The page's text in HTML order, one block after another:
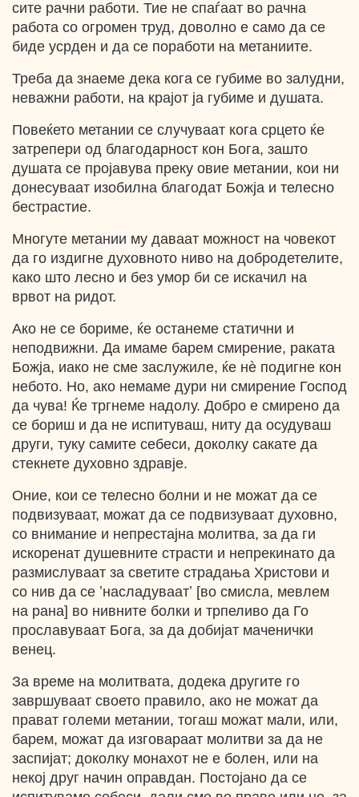
сите рачни работи. Тие не спаѓаат во рачна
работа со огромен труд, доволно е само да се
биде усрден и да се поработи на метаниите.
Треба да знаеме дека кога се губиме во залудни,
неважни работи, на крајот ја губиме и душата.
Повеќето метании се случуваат кога срцето ќе
затрепери од благодарност кон Бога, зашто
душата се пројавува преку овие метании, кои ни
донесуваат изобилна благодат Божја и телесно
бестрастие.
Многуте метании му даваат можност на човекот
да го издигне духовното ниво на добродетелите,
како што лесно и без умор би се искачил на
врвот на ридот.
Ако не се бориме, ќе останеме статични и
неподвижни. Да имаме барем смирение, раката
Божја, иако не сме заслужиле, ќе нѐ подигне кон
небото. Но, ако немаме дури ни смирение Господ
да чува! Ќе тргнеме надолу. Добро е смирено да
се бориш и да не испитуваш, ниту да осудуваш
други, туку самите себеси, доколку сакате да
стекнете духовно здравје.
Оние, кои се телесно болни и не можат да се
подвизуваат, можат да се подвизуваат духовно,
со внимание и непрестајна молитва, за да ги
искоренат душевните страсти и непрекинато да
размислуваат за светите страдања Христови и
со нив да се ʽнасладуваатʼ [во смисла, мевлем
на рана] во нивните болки и трпеливо да Го
прославуваат Бога, за да добијат маченички
венец.
За време на молитвата, додека другите го
завршуваат своето правило, ако не можат да
прават големи метании, тогаш можат мали, или,
барем, можат да изговараат молитви за да не
заспијат; доколку монахот не е болен, или на
некој друг начин оправдан. Постојано да се